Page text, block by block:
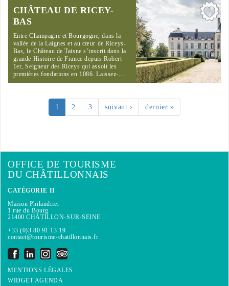
CHÂTEAU DE RICEY-
BAS
Entre Champagne et Bourgogne, dans la
vallée de la Laignes et au cœur de Riceys-
Bas, le Château de Taisne s’inscrit dans la
grande Histoire de France depuis Robert
1er, Seigneur des Riceys qui assoit les
premières fondations en 1086. Laissez-…
1 2 3 suivant › dernier »
OFFICE DE TOURISME
DU CHÂTILLONNAIS
CATÉGORIE II
Maison Philandrier
1 rue du Bourg
21400 CHÂTILLON-SUR-SEINE
+33 (0)3 80 91 13 19
contact@tourisme-chatillonnais.fr
MENTIONS LÉGALES
WIDGET AGENDA